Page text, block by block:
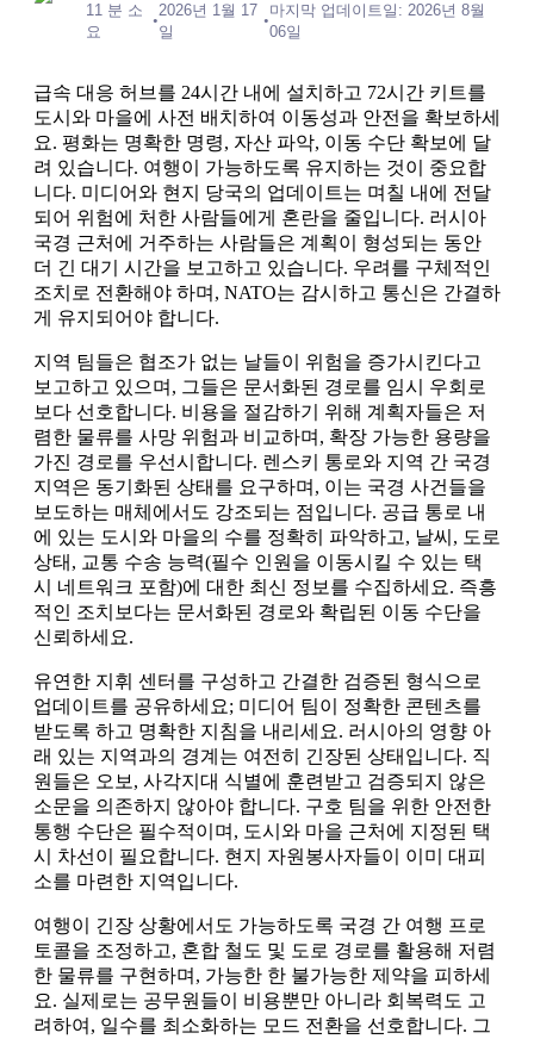
11 분 소
요
•
2026년 1월 17
일
•
마지막 업데이트일: 2026년 8월
06일
급속 대응 허브를 24시간 내에 설치하고 72시간 키트를
도시와 마을에 사전 배치하여 이동성과 안전을 확보하세
요. 평화는 명확한 명령, 자산 파악, 이동 수단 확보에 달
려 있습니다. 여행이 가능하도록 유지하는 것이 중요합
니다. 미디어와 현지 당국의 업데이트는 며칠 내에 전달
되어 위험에 처한 사람들에게 혼란을 줄입니다. 러시아
국경 근처에 거주하는 사람들은 계획이 형성되는 동안
더 긴 대기 시간을 보고하고 있습니다. 우려를 구체적인
조치로 전환해야 하며, NATO는 감시하고 통신은 간결하
게 유지되어야 합니다.
지역 팀들은 협조가 없는 날들이 위험을 증가시킨다고
보고하고 있으며, 그들은 문서화된 경로를 임시 우회로
보다 선호합니다. 비용을 절감하기 위해 계획자들은 저
렴한 물류를 사망 위험과 비교하며, 확장 가능한 용량을
가진 경로를 우선시합니다. 렌스키 통로와 지역 간 국경
지역은 동기화된 상태를 요구하며, 이는 국경 사건들을
보도하는 매체에서도 강조되는 점입니다. 공급 통로 내
에 있는 도시와 마을의 수를 정확히 파악하고, 날씨, 도로
상태, 교통 수송 능력(필수 인원을 이동시킬 수 있는 택
시 네트워크 포함)에 대한 최신 정보를 수집하세요. 즉흥
적인 조치보다는 문서화된 경로와 확립된 이동 수단을
신뢰하세요.
유연한 지휘 센터를 구성하고 간결한 검증된 형식으로
업데이트를 공유하세요; 미디어 팀이 정확한 콘텐츠를
받도록 하고 명확한 지침을 내리세요. 러시아의 영향 아
래 있는 지역과의 경계는 여전히 긴장된 상태입니다. 직
원들은 오보, 사각지대 식별에 훈련받고 검증되지 않은
소문을 의존하지 않아야 합니다. 구호 팀을 위한 안전한
통행 수단은 필수적이며, 도시와 마을 근처에 지정된 택
시 차선이 필요합니다. 현지 자원봉사자들이 이미 대피
소를 마련한 지역입니다.
여행이 긴장 상황에서도 가능하도록 국경 간 여행 프로
토콜을 조정하고, 혼합 철도 및 도로 경로를 활용해 저렴
한 물류를 구현하며, 가능한 한 불가능한 제약을 피하세
요. 실제로는 공무원들이 비용뿐만 아니라 회복력도 고
려하여, 일수를 최소화하는 모드 전환을 선호합니다. 그